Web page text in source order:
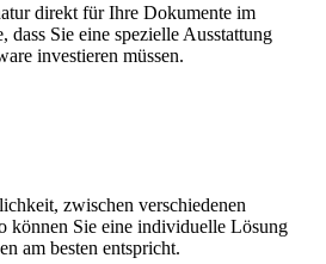
direkt für Ihre Dokumente im
dass Sie eine spezielle Ausstattung
investieren müssen.
zwischen verschiedenen
können Sie eine individuelle Lösung
am besten entspricht.